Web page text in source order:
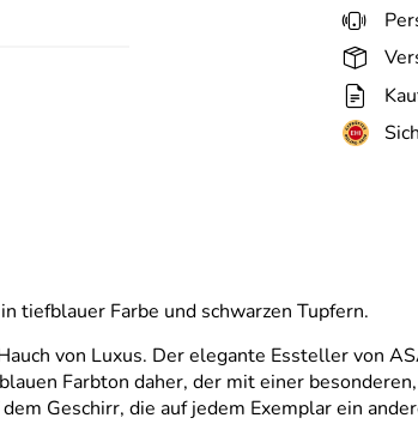
tiefblauer Farbe und schwarzen Tupfern.
von Luxus. Der elegante Essteller von
Farbton daher, der mit einer
Geschirr, die auf jedem Exemplar ein